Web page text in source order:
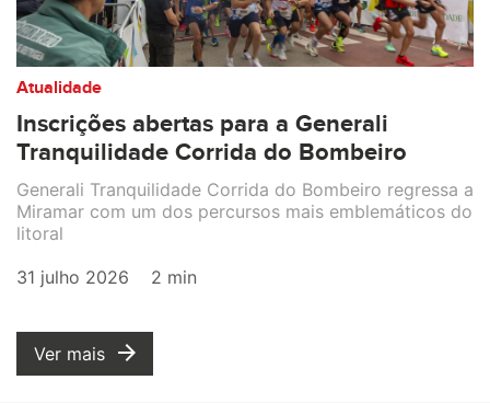
Atualidade
Inscrições abertas para a Generali
Tranquilidade Corrida do Bombeiro
Generali Tranquilidade Corrida do Bombeiro regressa a
Miramar com um dos percursos mais emblemáticos do
litoral
31 julho 2026
2 min
Ver mais